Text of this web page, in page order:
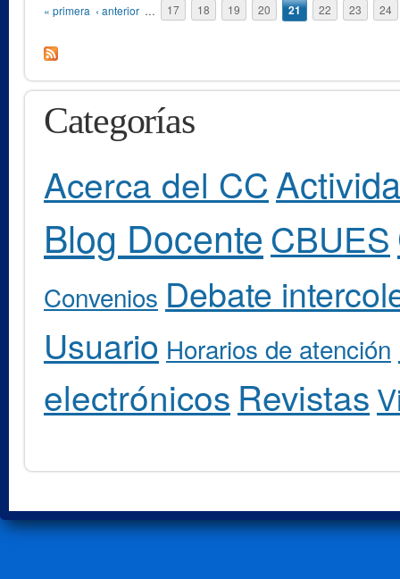
Páginas
« primera ‹ anterior … 17 18 19 20 21 22 23 24
Categorías
Acerca del CC
Blog Docente CBUES
Convenios Debate
Usuario Horarios de atención
electrónicos Revistas